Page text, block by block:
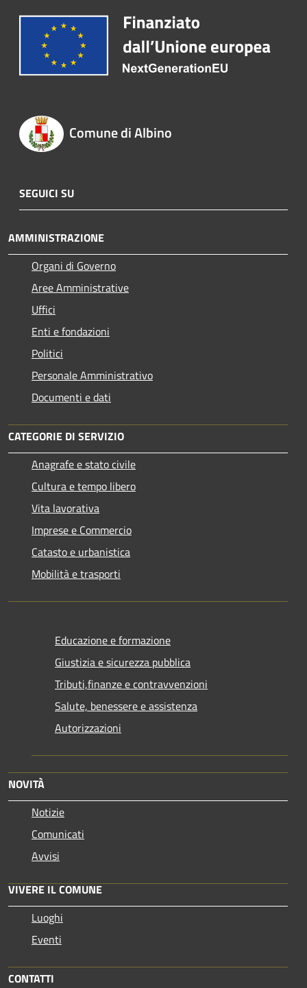
Comune di Albino
SEGUICI SU
AMMINISTRAZIONE
Organi di Governo
Aree Amministrative
Uffici
Enti e fondazioni
Politici
Personale Amministrativo
Documenti e dati
CATEGORIE DI SERVIZIO
Anagrafe e stato civile
Cultura e tempo libero
Vita lavorativa
Imprese e Commercio
Catasto e urbanistica
Mobilità e trasporti
Educazione e formazione
Giustizia e sicurezza pubblica
Tributi,finanze e contravvenzioni
Salute, benessere e assistenza
Autorizzazioni
NOVITÀ
Notizie
Comunicati
Avvisi
VIVERE IL COMUNE
Luoghi
Eventi
CONTATTI